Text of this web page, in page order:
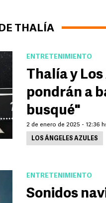
THALÍA
ENTRETENIMIENTO
Thalía y
pondrán a
busqué"
2 de enero de 2025 - 12:36
LOS ÁNGELES AZULES
ENTRETENIMIENTO
Sonidos